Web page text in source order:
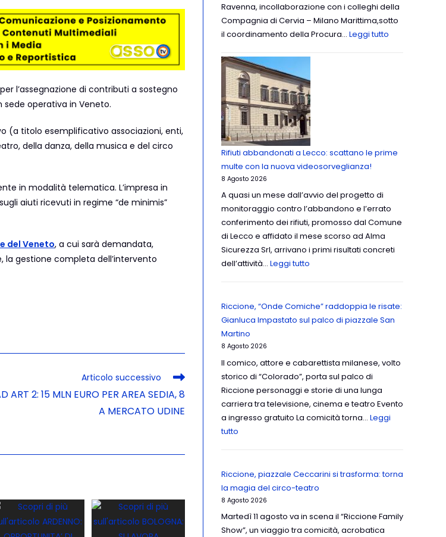
per l’assegnazione di contributi a sostegno
operativa in Veneto.
(a titolo esemplificativo associazioni, enti,
della danza, della musica e del circo
in modalità telematica. L’impresa in
aiuti ricevuti in regime “de minimis”
del Veneto, a cui sarà demandata,
la gestione completa dell’intervento
Articolo successivo
ART 2: 15 MLN EURO PER AREA SEDIA, 8
A MERCATO UDINE
Ravenna, incollaborazione con i colleghi della
Compagnia di Cervia – Milano Marittima,sotto
il coordinamento della Procura… Leggi tutto
Rifiuti abbandonati a Lecco: scattano le prime
multe con la nuova videosorveglianza!
8 Agosto 2026
A quasi un mese dall’avvio del progetto di
monitoraggio contro l’abbandono e l’errato
conferimento dei rifiuti, promosso dal Comune
di Lecco e affidato il mese scorso ad Alma
Sicurezza Srl, arrivano i primi risultati concreti
dell’attività… Leggi tutto
Riccione, “Onde Comiche” raddoppia le risate:
Gianluca Impastato sul palco di piazzale San
Martino
8 Agosto 2026
Il comico, attore e cabarettista milanese, volto
storico di “Colorado”, porta sul palco di
Riccione personaggi e storie di una lunga
carriera tra televisione, cinema e teatro Evento
a ingresso gratuito La comicità torna… Leggi
tutto
Riccione, piazzale Ceccarini si trasforma: torna
la magia del circo-teatro
8 Agosto 2026
Martedì 11 agosto va in scena il “Riccione Family
Show”, un viaggio tra comicità, acrobatica